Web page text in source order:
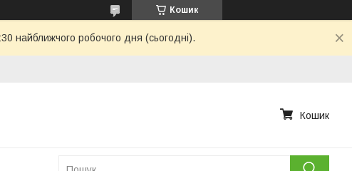
Кошик
найближчого робочого дня (сьогодні).
Кошик